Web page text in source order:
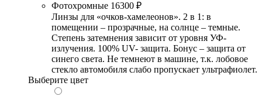
Фотохромные 16300 ₽
Линзы для «очков-хамелеонов». 2 в 1: в
помещении – прозрачные, на солнце – темные.
Степень затемнения зависит от уровня УФ-
излучения. 100% UV- защита. Бонус – защита от
синего света. Не темнеют в машине, т.к. лобовое
стекло автомобиля слабо пропускает ультрафиолет.
Выберите цвет